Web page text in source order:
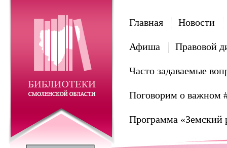
Главная Новости
Афиша Правовой
Часто задаваемые
Поговорим о важном
Программа «Земский